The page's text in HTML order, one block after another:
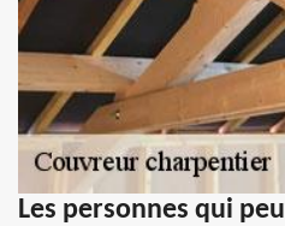
Les personnes qui